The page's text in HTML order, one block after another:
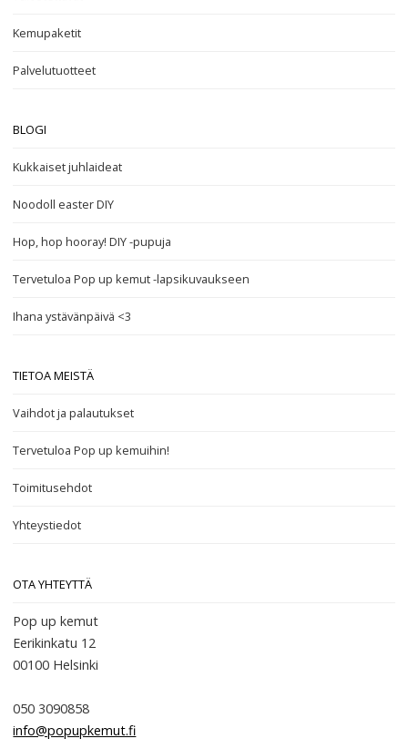
Kemupaketit
Palvelutuotteet
BLOGI
Kukkaiset juhlaideat
Noodoll easter DIY
Hop, hop hooray! DIY -pupuja
Tervetuloa Pop up kemut -lapsikuvaukseen
Ihana ystävänpäivä <3
TIETOA MEISTÄ
Vaihdot ja palautukset
Tervetuloa Pop up kemuihin!
Toimitusehdot
Yhteystiedot
OTA YHTEYTTÄ
Pop up kemut
Eerikinkatu 12
00100 Helsinki
050 3090858
info@popupkemut.fi